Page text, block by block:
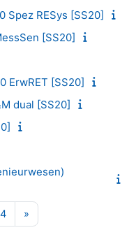
Spez RESys [SS20]
[SS20]
ErwRET [SS20]
dual [SS20]
3
4Seite 4
»